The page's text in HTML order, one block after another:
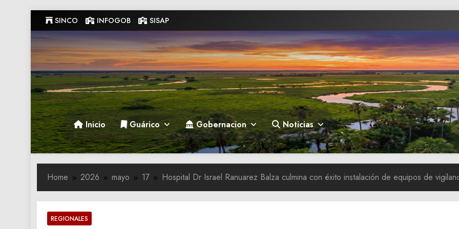
to
content
SINCO INFOGOB SISAP
Gobernacion de Guarico
Gobernacion de Guarico
Inicio Guárico Gobernacion Noticias
Home 2026 mayo 17 Hospital Dr Israel Ranuarez Balza culmina con éxito instalación de equipos de
REGIONALES